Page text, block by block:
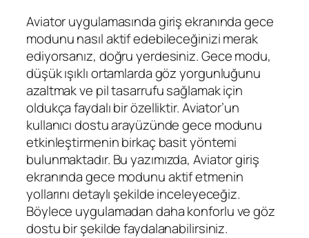
Aviator uygulamasında giriş ekranında gece
modunu nasıl aktif edebileceğinizi merak
ediyorsanız, doğru yerdesiniz. Gece modu,
düşük ışıklı ortamlarda göz yorgunluğunu
azaltmak ve pil tasarrufu sağlamak için
oldukça faydalı bir özelliktir. Aviator’un
kullanıcı dostu arayüzünde gece modunu
etkinleştirmenin birkaç basit yöntemi
bulunmaktadır. Bu yazımızda, Aviator giriş
ekranında gece modunu aktif etmenin
yollarını detaylı şekilde inceleyeceğiz.
Böylece uygulamadan daha konforlu ve göz
dostu bir şekilde faydalanabilirsiniz.